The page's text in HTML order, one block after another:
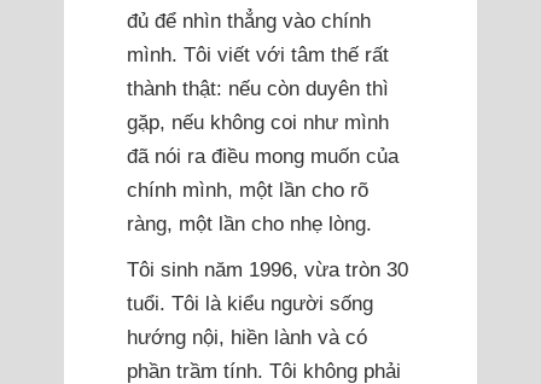
đủ để nhìn thẳng vào chính
mình. Tôi viết với tâm thế rất
thành thật: nếu còn duyên thì
gặp, nếu không coi như mình
đã nói ra điều mong muốn của
chính mình, một lần cho rõ
ràng, một lần cho nhẹ lòng.
Tôi sinh năm 1996, vừa tròn 30
tuổi. Tôi là kiểu người sống
hướng nội, hiền lành và có
phần trầm tính. Tôi không phải